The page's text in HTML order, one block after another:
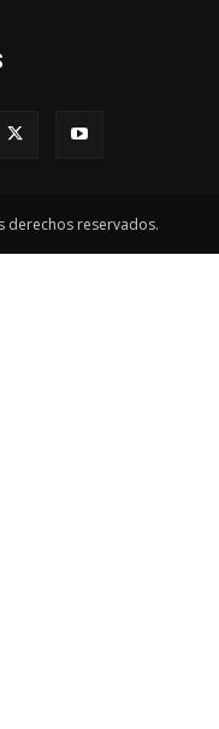
derechos reservados.